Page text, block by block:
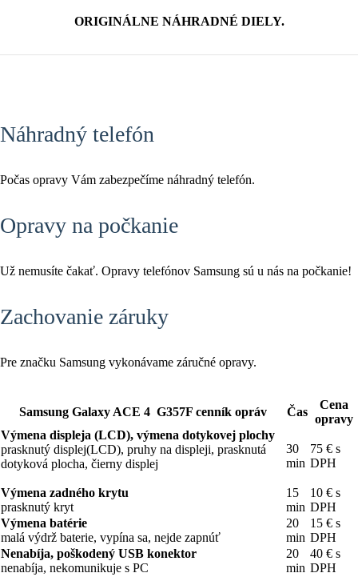
ORIGINÁLNE NÁHRADNÉ DIELY.
Náhradný telefón
Počas opravy Vám zabezpečíme náhradný telefón.
Opravy na počkanie
Už nemusíte čakať. Opravy telefónov Samsung sú u nás na počkanie!
Zachovanie záruky
Pre značku Samsung vykonávame záručné opravy.
Samsung Galaxy ACE 4 G357F cenník opráv Čas
Cena
opravy
Výmena displeja (LCD), výmena dotykovej plochy
prasknutý displej(LCD), pruhy na displeji, prasknutá
dotyková plocha, čierny displej
30
min
75 € s
DPH
Výmena zadného krytu
prasknutý kryt
15
min
10 € s
DPH
Výmena batérie
malá výdrž baterie, vypína sa, nejde zapnúť
20
min
15 € s
DPH
Nenabíja, poškodený USB konektor
nenabíja, nekomunikuje s PC
20
min
40 € s
DPH